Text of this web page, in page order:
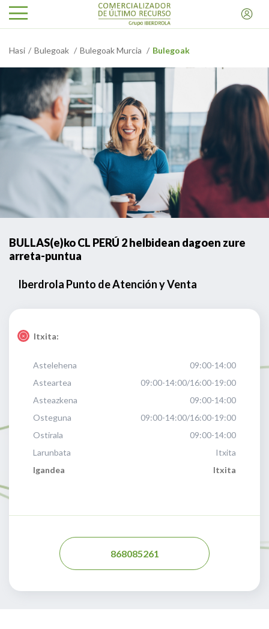
Hasi Bulegoak Bulegoak Murcia Bulegoak
BULLAS(e)ko CL PERÚ 2 helbidean dagoen zure
arreta-puntua
Iberdrola Punto de Atención y Venta
Itxita:
Astelehena
09:00-14:00
Asteartea
09:00-14:00/16:00-19:00
Asteazkena
09:00-14:00
Osteguna
09:00-14:00/16:00-19:00
Ostirala
09:00-14:00
Larunbata
Itxita
Igandea
Itxita
868085261